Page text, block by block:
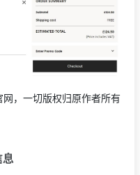
，一切版权归原作者所有